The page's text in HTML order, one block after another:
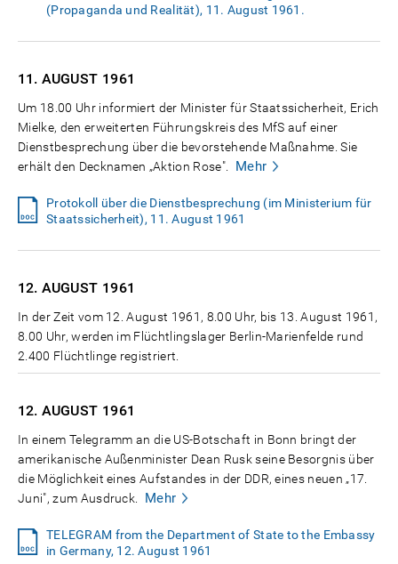
(Propaganda und Realität), 11. August 1961.
11. AUGUST 1961
Um 18.00 Uhr informiert der Minister für Staatssicherheit, Erich
Mielke, den erweiterten Führungskreis des MfS auf einer
Dienstbesprechung über die bevorstehende Maßnahme. Sie
erhält den Decknamen „Aktion Rose".
Mehr
Protokoll über die Dienstbesprechung (im Ministerium für
Staatssicherheit), 11. August 1961
12. AUGUST 1961
In der Zeit vom 12. August 1961, 8.00 Uhr, bis 13. August 1961,
8.00 Uhr, werden im Flüchtlingslager Berlin-Marienfelde rund
2.400 Flüchtlinge registriert.
12. AUGUST 1961
In einem Telegramm an die US-Botschaft in Bonn bringt der
amerikanische Außenminister Dean Rusk seine Besorgnis über
die Möglichkeit eines Aufstandes in der DDR, eines neuen „17.
Juni", zum Ausdruck.
Mehr
TELEGRAM from the Department of State to the Embassy
in Germany, 12. August 1961